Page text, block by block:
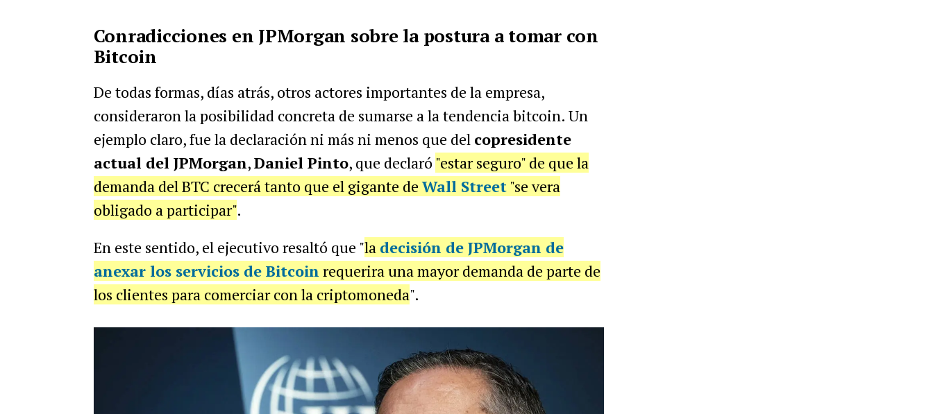
Conradicciones en JPMorgan sobre la postura a tomar con
Bitcoin
De todas formas, días atrás, otros actores importantes de la empresa,
consideraron la posibilidad concreta de sumarse a la tendencia bitcoin. Un
ejemplo claro, fue la declaración ni más ni menos que del copresidente
actual del JPMorgan,Daniel Pinto, que declaró "estar seguro" de que la
demanda del BTC crecerá tanto que el gigante deWall Street"se vera
obligado a participar".
En este sentido, el ejecutivo resaltó que "la decisión de JPMorgan de
anexar los servicios de Bitcoin requerira una mayor demanda de parte de
los clientes para comerciar con la criptomoneda".